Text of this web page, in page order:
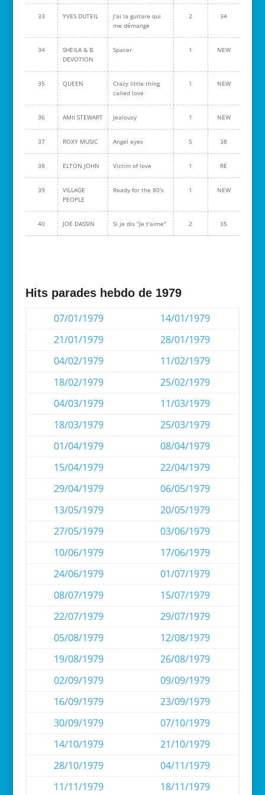
33 YVES DUTEIL
J'ai la guitare qui
me démange
2 34
34
SHEILA & B.
DEVOTION
Spacer 1 NEW
35 QUEEN
Crazy little thing
called love
1 NEW
36 AMII STEWART Jealousy 1 NEW
37 ROXY MUSIC Angel eyes 5 38
38 ELTON JOHN Victim of love 1 RE
39
VILLAGE
PEOPLE
Ready for the 80's 1 NEW
40 JOE DASSIN Si je dis "Je t'aime" 2 35
Hits parades hebdo de 1979
07/01/1979
14/01/1979
21/01/1979
28/01/1979
04/02/1979
11/02/1979
18/02/1979
25/02/1979
04/03/1979
11/03/1979
18/03/1979
25/03/1979
01/04/1979
08/04/1979
15/04/1979
22/04/1979
29/04/1979
06/05/1979
13/05/1979
20/05/1979
27/05/1979
03/06/1979
10/06/1979
17/06/1979
24/06/1979
01/07/1979
08/07/1979
15/07/1979
22/07/1979
29/07/1979
05/08/1979
12/08/1979
19/08/1979
26/08/1979
02/09/1979
09/09/1979
16/09/1979
23/09/1979
30/09/1979
07/10/1979
14/10/1979
21/10/1979
28/10/1979
04/11/1979
11/11/1979
18/11/1979